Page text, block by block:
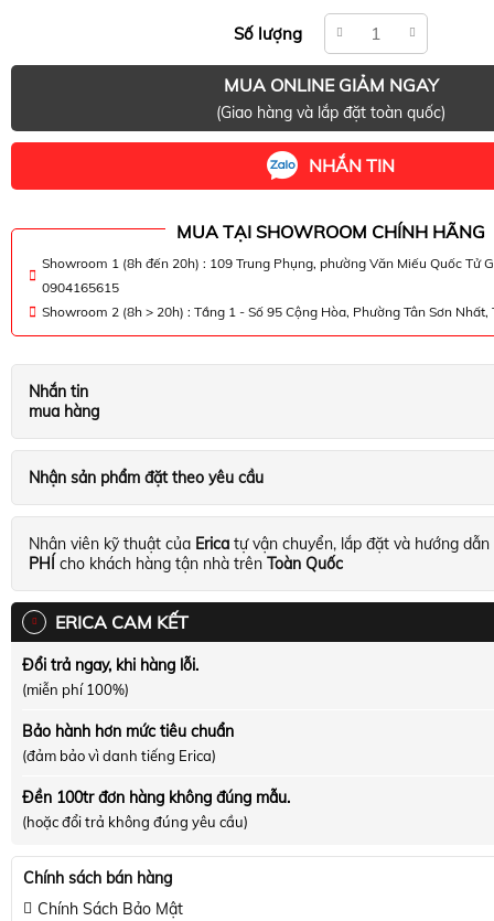
Số lượng
MUA ONLINE GIẢM NGAY
(Giao hàng và lắp đặt toàn quốc)
NHẮN TIN
MUA TẠI SHOWROOM CHÍNH HÃNG
Showroom 1 (8h đến 20h) : 109 Trung Phụng, phường Văn Miếu Quốc Tử
0904165615
Showroom 2 (8h > 20h) : Tầng 1 - Số 95 Cộng Hòa, Phường Tân Sơn Nhất,
Nhắn tin
mua hàng
Nhận sản phẩm đặt theo yêu cầu
Nhân viên kỹ thuật của Erica tự vận chuyển, lắp đặt và hướng dẫn
PHÍ cho khách hàng tận nhà trên Toàn Quốc
ERICA CAM KẾT
Đổi trả ngay, khi hàng lỗi.
(miễn phí 100%)
Bảo hành hơn mức tiêu chuẩn
(đảm bảo vì danh tiếng Erica)
Đền 100tr đơn hàng không đúng mẫu.
(hoặc đổi trả không đúng yêu cầu)
Chính sách bán hàng
Chính Sách Bảo Mật